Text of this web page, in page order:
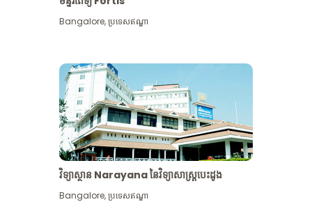
Bangalore,ប្រទេសឥណ្ឌា
វិទ្យាស្ថាន Narayana នៃវិទ្យាសាស្រ្តបេះដូង
Bangalore,ប្រទេសឥណ្ឌា